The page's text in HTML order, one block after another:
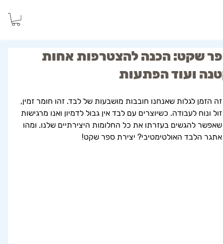
שקט: הכנה להצטרפות אחות
ועוד הפתעות
זה הזמן לגלות שאנחנו חובבות מושבעות של לבד. זהו חומר זמין,
זול ונוח לעבודה. כשיוצרים עם לבד אין גבול לדמיון ואנו מרגישות
שאפשר להגשים בעזרתו את כל החלומות היצירתיים שלנו. ומהו
אתגר הלבד האולטימטיבי? יצירת ספר שקט!